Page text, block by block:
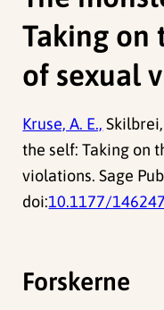
Taking on
of sexual
Kruse, A. E.,
the self: Taking on
violations. Sage
doi:10.1177/
Forskerne